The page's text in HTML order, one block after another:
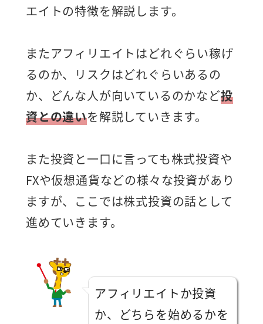
エイトの特徴を解説します。
またアフィリエイトはどれぐらい稼げ
るのか、リスクはどれぐらいあるの
か、どんな人が向いているのかなど投
資との違いを解説していきます。
また投資と一口に言っても株式投資や
FXや仮想通貨などの様々な投資があり
ますが、ここでは株式投資の話として
進めていきます。
アフィリエイトか投資
か、どちらを始めるかを